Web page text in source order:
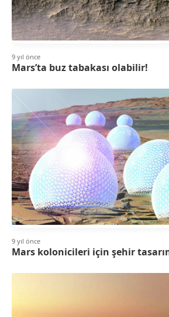
9 yıl önce
Mars’ta buz tabakası olabilir!
9 yıl önce
Mars kolonicileri için şehir